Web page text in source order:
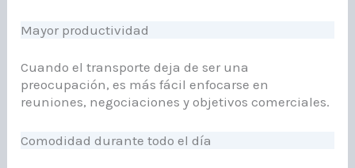
Mayor productividad
Cuando el transporte deja de ser una
preocupación, es más fácil enfocarse en
reuniones, negociaciones y objetivos comerciales.
Comodidad durante todo el día